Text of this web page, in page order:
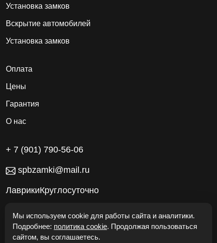
Установка замков
Вскрытие автомобилей
Установка замков
Оплата
Цены
Гарантия
О нас
+ 7 (901) 790-56-06
spbzamki@mail.ru
ЛаврикиКруглосуточно
Работаем без выходных
Мы используем cookie для работы сайта и аналитики.
Подробнее: политика cookie. Продолжая пользоваться
сайтом, вы соглашаетесь.